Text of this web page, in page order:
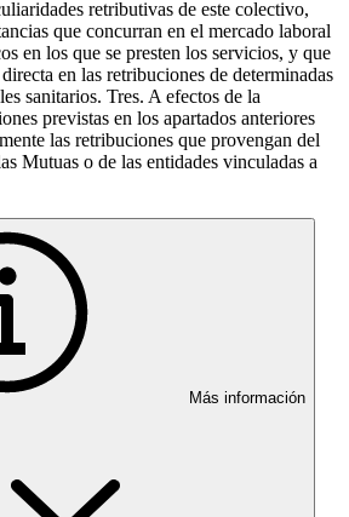
retributivas de este colectivo,
que concurran en el mercado laboral
en los que se presten los servicios, y que
en las retribuciones de determinadas
sanitarios. Tres. A efectos de la
previstas en los apartados anteriores
las retribuciones que provengan del
Mutuas o de las entidades vinculadas a
Más información